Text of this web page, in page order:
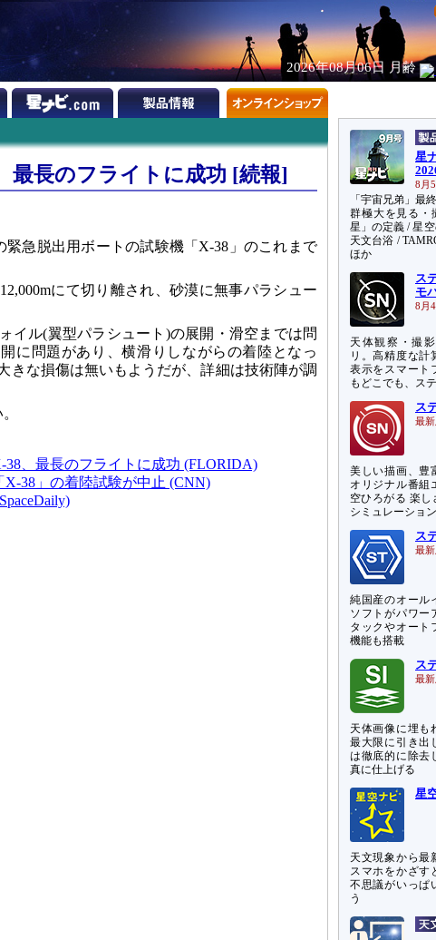
2026年08月06日 月齢
最長のフライトに成功 [続報]
緊急脱出用ボートの試験機「X-38」のこれまで
にて切り離され、砂漠に無事パラシュー
イル(翼型パラシュート)の展開・滑空までは問
に問題があり、横滑りしながらの着陸となっ
きな損傷は無いもようだが、詳細は技術陣が調
38、最長のフライトに成功 (FLORIDA)
38」の着陸試験が中止 (CNN)
星
8月
「宇宙兄弟」最
群極大を見る・
星」の定義 / 星
天文台浴 /
ほか
ス
モ
8月
天体観察・撮
リ。高精度な計
表示をスマート
もどこでも、ス
ス
最新
美しい描画、豊
オリジナル番組
空ひろがる 楽し
シミュレーション
ス
最新
純国産のオール
ソフトがパワー
タックやオート
機能も搭載
ス
最新
天体画像に埋も
最大限に引き出
は徹底的に除去
真に仕上げる
星
天文現象から最
スマホをかざす
不思議がいっぱ
う